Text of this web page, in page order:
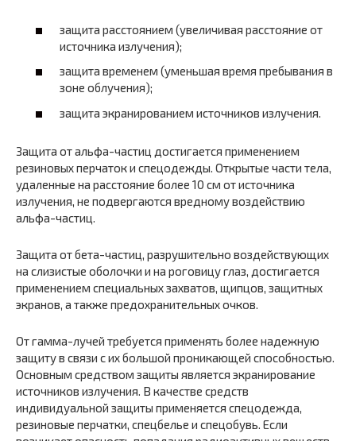
защита расстоянием (увеличивая расстояние от
источника излучения);
защита временем (уменьшая время пребывания в
зоне облучения);
защита экранированием источников излучения.
Защита от альфа-частиц достигается применением
резиновых перчаток и спецодежды. Открытые части тела,
удаленные на расстояние более 10 см от источника
излучения, не подвергаются вредному воздействию
альфа-частиц.
Защита от бета-частиц, разрушительно воздействующих
на слизистые оболочки и на роговицу глаз, достигается
применением специальных захватов, щипцов, защитных
экранов, а также предохранительных очков.
От гамма-лучей требуется применять более надежную
защиту в связи с их большой проникающей способностью.
Основным средством защиты является экранирование
источников излучения. В качестве средств
индивидуальной защиты применяется спецодежда,
резиновые перчатки, спецбелье и спецобувь. Если